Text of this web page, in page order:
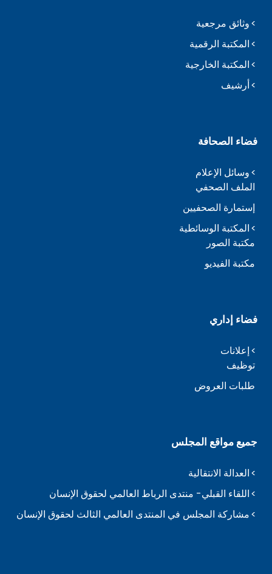
وثائق مرجعية
المكتبة الرقمية
المكتبة الخارجية
أرشيف
فضاء الصحافة
وسائل الإعلام
الملف الصحفي
إستمارة الصحفيين
المكتبة الوسائطية
مكتبة الصور
مكتبة الفيديو
فضاء إداري
إعلانات
توظيف
طلبات العروض
جميع مواقع المجلس
العدالة الانتقالية
اللقاء القبلي- منتدى الرباط العالمي لحقوق الإنسان
مشاركة المجلس في المنتدى العالمي الثالث لحقوق الإنسان